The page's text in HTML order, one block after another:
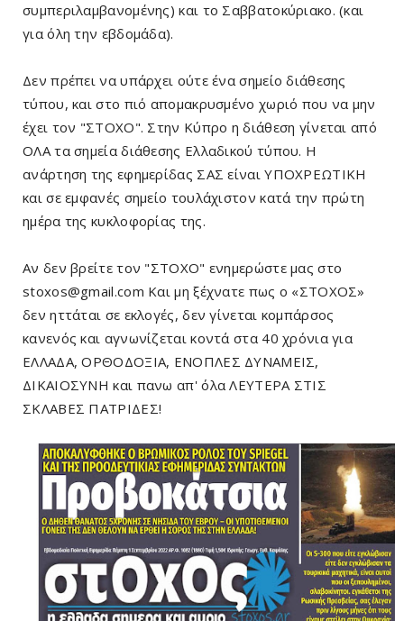
συμπεριλαμβανομένης) και το Σαββατοκύριακο. (και
για όλη την εβδομάδα).
Δεν πρέπει να υπάρχει ούτε ένα σημείο διάθεσης
τύπου, και στο πιό απομακρυσμένο χωριό που να μην
έχει τον "ΣΤΟΧΟ". Στην Κύπρο η διάθεση γίνεται από
ΟΛΑ τα σημεία διάθεσης Ελλαδικού τύπου. Η
ανάρτηση της εφημερίδας ΣΑΣ είναι ΥΠΟΧΡΕΩΤΙΚΗ
και σε εμφανές σημείο τουλάχιστον κατά την πρώτη
ημέρα της κυκλοφορίας της.
Αν δεν βρείτε τον "ΣΤΟΧΟ" ενημερώστε μας στο
stoxos@gmail.com Και μη ξέχνατε πως ο «ΣΤΟΧΟΣ»
δεν ηττάται σε εκλογές, δεν γίνεται κομπάρσος
κανενός και αγνωνίζεται κοντά στα 40 χρόνια για
ΕΛΛΑΔΑ, ΟΡΘΟΔΟΞΙΑ, ΕΝΟΠΛΕΣ ΔΥΝΑΜΕΙΣ,
ΔΙΚΑΙΟΣΥΝΗ και πανω απ' όλα ΛΕΥΤΕΡΑ ΣΤΙΣ
ΣΚΛΑΒΕΣ ΠΑΤΡΙΔΕΣ!